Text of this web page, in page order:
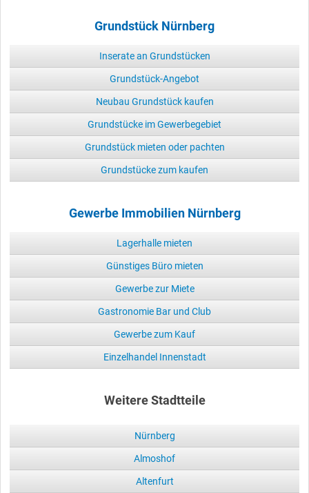
Grundstück Nürnberg
Inserate an Grundstücken
Grundstück-Angebot
Neubau Grundstück kaufen
Grundstücke im Gewerbegebiet
Grundstück mieten oder pachten
Grundstücke zum kaufen
Gewerbe Immobilien Nürnberg
Lagerhalle mieten
Günstiges Büro mieten
Gewerbe zur Miete
Gastronomie Bar und Club
Gewerbe zum Kauf
Einzelhandel Innenstadt
Weitere Stadtteile
Nürnberg
Almoshof
Altenfurt